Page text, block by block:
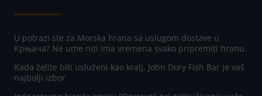
U potrazi ste za Morska hrana sa uslugom dostave u
Крњача? Ne ume niti ima vremena svako pripremiti hranu.
Kada želite biti usluženi kao kralj, John Dory Fish Bar je vaš
najbolji izbor.